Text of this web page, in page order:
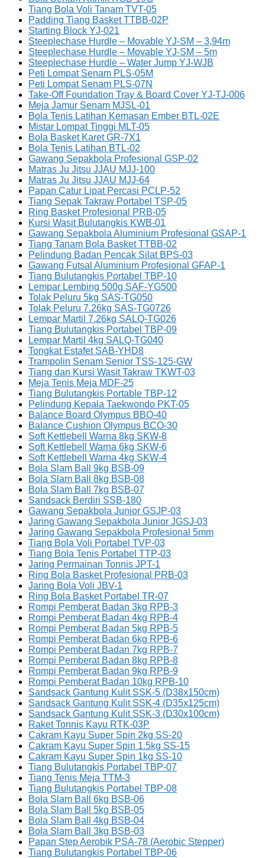
Tiang Bola Voli Tanam TVT-05
Padding Tiang Basket TTBB-02P
Starting Block YJ-021
Steeplechase Hurdle – Movable YJ-SM – 3,94m
Steeplechase Hurdle – Movable YJ-SM – 5m
Steeplechase Hurdle – Water Jump YJ-WJB
Peti Lompat Senam PLS-05M
Peti Lompat Senam PLS-07N
Take-Off Foundation Tray & Board Cover YJ-TJ-006
Meja Jamur Senam MJSL-01
Bola Tenis Latihan Kemasan Ember BTL-02E
Mistar Lompat Tinggi MLT-05
Bola Basket Karet GR-7X1
Bola Tenis Latihan BTL-02
Gawang Sepakbola Profesional GSP-02
Matras Ju Jitsu JJAU MJJ-100
Matras Ju Jitsu JJAU MJJ-64
Papan Catur Lipat Percasi PCLP-52
Tiang Sepak Takraw Portabel TSP-05
Ring Basket Profesional PRB-05
Kursi Wasit Bulutangkis KWB-01
Gawang Sepakbola Aluminium Profesional GSAP-1
Tiang Tanam Bola Basket TTBB-02
Pelindung Badan Pencak Silat BPS-03
Gawang Futsal Aluminium Profesional GFAP-1
Tiang Bulutangkis Portabel TBP-10
Lempar Lembing 500g SAF-YG500
Tolak Peluru 5kg SAS-TG050
Tolak Peluru 7.26kg SAS-TG0726
Lempar Martil 7.26kg SALQ-TG026
Tiang Bulutangkis Portabel TBP-09
Lempar Martil 4kg SALQ-TG040
Tongkat Estafet SAB-YHD8
Trampolin Senam Senior TSS-125-GW
Tiang dan Kursi Wasit Takraw TKWT-03
Meja Tenis Meja MDF-25
Tiang Bulutangkis Portable TBP-12
Pelindung Kepala Taekwondo PKT-05
Balance Board Olympus BBO-40
Balance Cushion Olympus BCO-30
Soft Kettlebell Warna 8kg SKW-8
Soft Kettlebell Warna 6kg SKW-6
Soft Kettlebell Warna 4kg SKW-4
Bola Slam Ball 9kg BSB-09
Bola Slam Ball 8kg BSB-08
Bola Slam Ball 7kg BSB-07
Sandsack Berdiri SSB-180
Gawang Sepakbola Junior GSJP-03
Jaring Gawang Sepakbola Junior JGSJ-03
Jaring Gawang Sepakbola Profesional 5mm
Tiang Bola Voli Portabel TVP-03
Tiang Bola Tenis Portabel TTP-03
Jaring Permainan Tonnis JPT-1
Ring Bola Basket Profesional PRB-03
Jaring Bola Voli JBV-1
Ring Bola Basket Portabel TR-07
Rompi Pemberat Badan 3kg RPB-3
Rompi Pemberat Badan 4kg RPB-4
Rompi Pemberat Badan 5kg RPB-5
Rompi Pemberat Badan 6kg RPB-6
Rompi Pemberat Badan 7kg RPB-7
Rompi Pemberat Badan 8kg RPB-8
Rompi Pemberat Badan 9kg RPB-9
Rompi Pemberat Badan 10kg RPB-10
Sandsack Gantung Kulit SSK-5 (D38x150cm)
Sandsack Gantung Kulit SSK-4 (D35x125cm)
Sandsack Gantung Kulit SSK-3 (D30x100cm)
Raket Tonnis Kayu RTK-03P
Cakram Kayu Super Spin 2kg SS-20
Cakram Kayu Super Spin 1.5kg SS-15
Cakram Kayu Super Spin 1kg SS-10
Tiang Bulutangkis Portabel TBP-07
Tiang Tenis Meja TTM-3
Tiang Bulutangkis Portabel TBP-08
Bola Slam Ball 6kg BSB-06
Bola Slam Ball 5kg BSB-05
Bola Slam Ball 4kg BSB-04
Bola Slam Ball 3kg BSB-03
Papan Step Aerobik PSA-78 (Aerobic Stepper)
Tiang Bulutangkis Portabel TBP-06